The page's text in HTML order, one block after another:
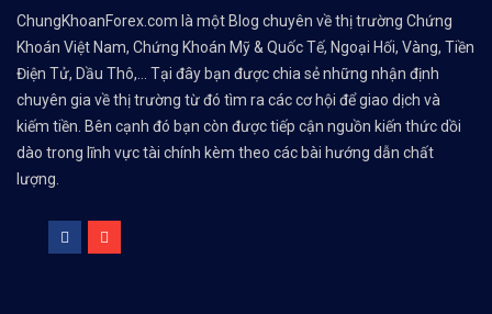
ChungKhoanForex.com là một Blog chuyên về thị trường Chứng
Khoán Việt Nam, Chứng Khoán Mỹ & Quốc Tế, Ngoại Hối, Vàng, Tiền
Điện Tử, Dầu Thô,... Tại đây bạn được chia sẻ những nhận định
chuyên gia về thị trường từ đó tìm ra các cơ hội để giao dịch và
kiếm tiền. Bên cạnh đó bạn còn được tiếp cận nguồn kiến thức dồi
dào trong lĩnh vực tài chính kèm theo các bài hướng dẫn chất
lượng.